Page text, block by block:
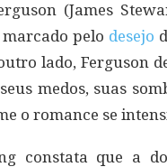
(James
pelo desejo
lado, Ferguson
medos, suas
o romance se
constata que a